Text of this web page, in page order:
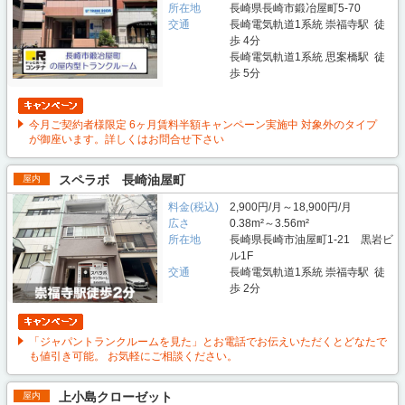
所在地
長崎県長崎市鍛冶屋町5-70
交通
長崎電気軌道1系統 崇福寺駅 徒
歩 4分
長崎電気軌道1系統 思案橋駅 徒
歩 5分
今月ご契約者様限定 6ヶ月賃料半額キャンペーン実施中 対象外のタイプ
が御座います。詳しくはお問合せ下さい
屋内 スペラボ 長崎油屋町
料金(税込)
2,900円/月～18,900円/月
広さ
0.38m²～3.56m²
所在地
長崎県長崎市油屋町1-21 黒岩ビ
ル1F
交通
長崎電気軌道1系統 崇福寺駅 徒
歩 2分
「ジャパントランクルームを見た」とお電話でお伝えいただくとどなたで
も値引き可能。 お気軽にご相談ください。
屋内 上小島クローゼット